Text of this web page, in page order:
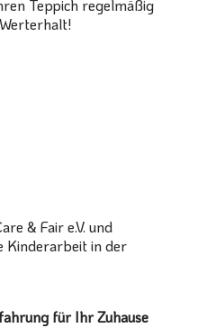
Teppich regelmäßig
& Fair e.V. und
Kinderarbeit in der
für Ihr Zuhause